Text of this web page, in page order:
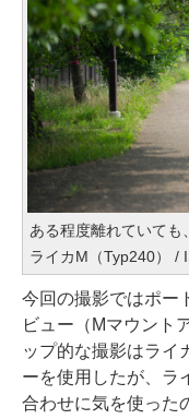
ある程度離れていても
ライカM（Typ240） /
今回の撮影ではポー
ビュー（Mマウント
ップ的な撮影はライ
ーを使用したが、ラ
合わせに気を使った